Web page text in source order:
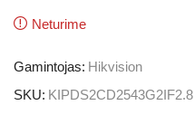
Neturime
Gamintojas: Hikvision
SKU: KIPDS2CD2543G2IF2.8